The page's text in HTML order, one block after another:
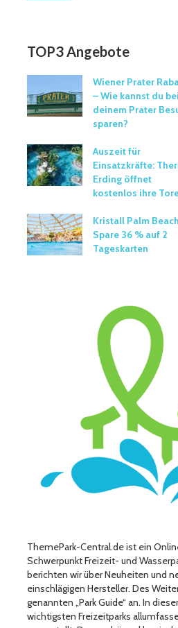
TOP3 Angebote
Wiener Prater
– Wie kannst du bei
deinem Prater
sparen?
Auszeit für
Einsatzkräfte:
Erding öffnet
kostenlos ihre
Kristall Palm
Spare 36 % auf 2
Tageskarten
ThemePark-Central.de ist ein
Schwerpunkt Freizeit- und
berichten wir über Neuheiten und
einschlägigen Hersteller. Des
genannten „Park Guide“ an. In
wichtigsten Freizeitparks